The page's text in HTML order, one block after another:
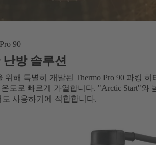
90
방 솔루션
해 특별히 개발된 Thermo Pro 90 파킹 히
도로 빠르게 가열합니다. "Arctic Start"와
도 사용하기에 적합합니다.